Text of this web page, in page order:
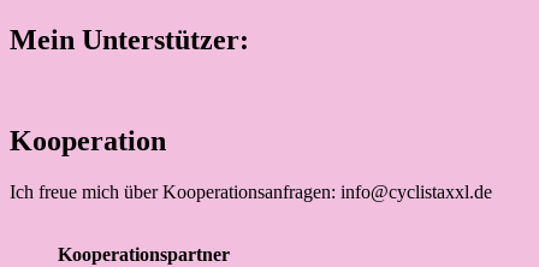
Mein Unterstützer:
Kooperation
Ich freue mich über Kooperationsanfragen: info@cyclistaxxl.de
Kooperationspartner